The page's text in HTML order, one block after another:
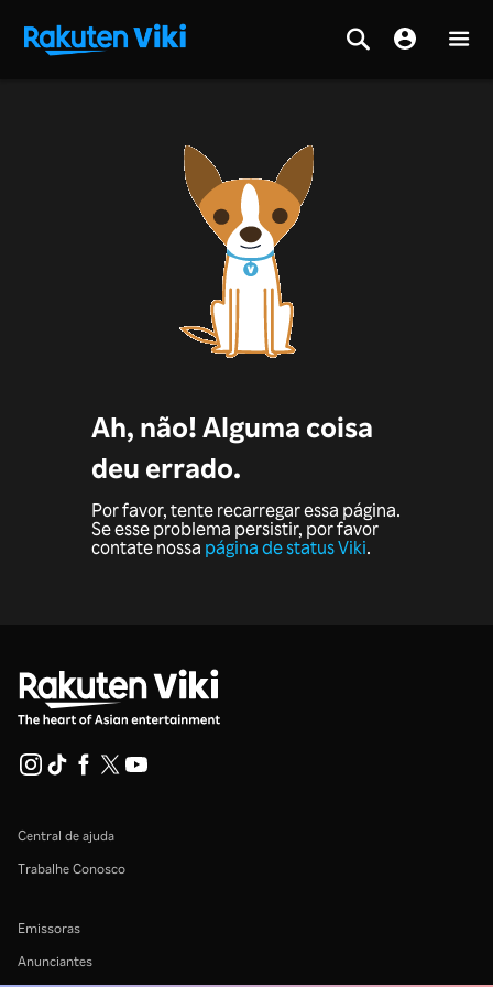
Ah, não! Alguma coisa
deu errado.
Por favor, tente recarregar essa página.
Se esse problema persistir, por favor
contate nossa página de status Viki.
Central de ajuda
Trabalhe Conosco
Emissoras
Anunciantes